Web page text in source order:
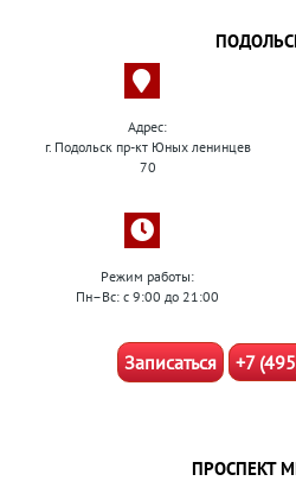
Адрес:
г. Подольск пр-кт Юных ленинцев
70
Режим работы:
Пн–Вс: с 9:00 до 21:00
Записаться +7
ПРОСПЕКТ